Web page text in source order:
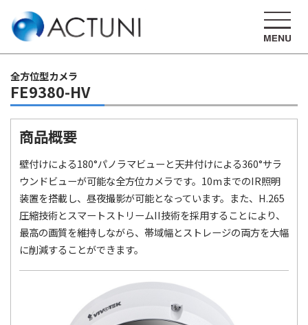
全方位型カメラ
FE9380-HV
商品概要
壁付けによる180°パノラマビューと天井付けによる360°サラ
ウンドビューが可能な全方位カメラです。10mまでのIR照明
装置を搭載し、昼夜撮影が可能となっています。また、H.265
圧縮技術とスマートストリームII技術を採用することにより、
最高の画質を維持しながら、帯域幅とストレージの両方を大幅
に削減することができます。